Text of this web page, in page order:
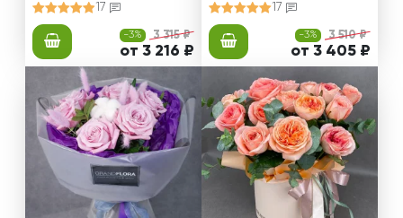
17
-3% 3 315 ₽
от 3 216 ₽
17
-3% 3 510 ₽
от 3 405 ₽